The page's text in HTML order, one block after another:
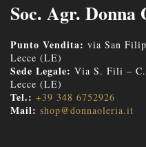
Soc. Agr. Donna
Punto Vendita: via San
Lecce (LE)
Sede Legale: Via S. Fili –
Lecce (LE)
Tel.: +39 348 6752926
Mail: shop@donnaoleria.it